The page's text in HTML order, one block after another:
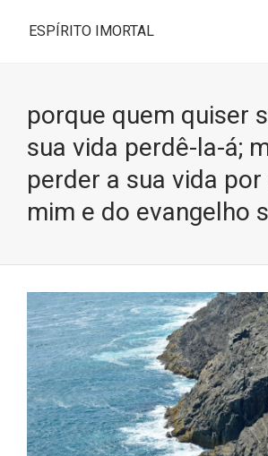
ESPÍRITO IMORTAL
porque quem quiser
sua vida perdê-la-á;
perder a sua vida por
mim e do evangelho